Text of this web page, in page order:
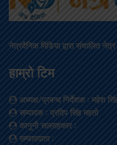
नेत्रदैनिक मिडिया द्वारा संचालित
हाम्रो टिम
अध्यक्ष/प्रबन्ध निर्देशक: महेश
सम्पादक: प्रदिप सिंह महतो
कानूनी सल्लाहकार:
सम्वाददाता: